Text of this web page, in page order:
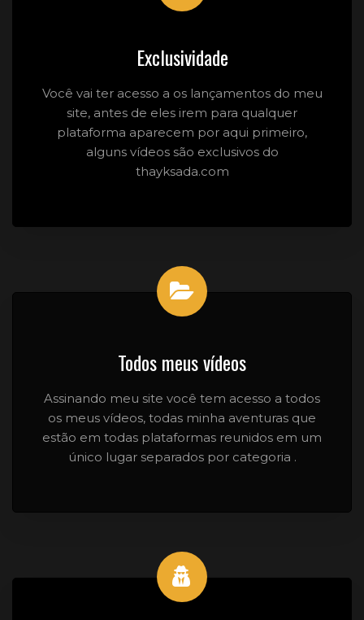
Exclusividade
Você vai ter acesso a os lançamentos do meu
site, antes de eles irem para qualquer
plataforma aparecem por aqui primeiro,
alguns vídeos são exclusivos do
thayksada.com
Todos meus vídeos
Assinando meu site você tem acesso a todos
os meus vídeos, todas minha aventuras que
estão em todas plataformas reunidos em um
único lugar separados por categoria .